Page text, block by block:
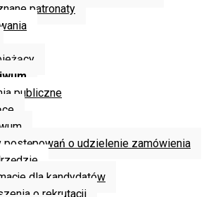
patronaty
publiczne
postępowań o udzielenie zamówienia
dla kandydatów
o rekrutacji